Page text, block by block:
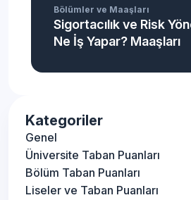
Bölümler ve Maaşları
Sigortacılık ve Risk
Ne İş Yapar? Maaşları
Kategoriler
Genel
Üniversite Taban Puanları
Bölüm Taban Puanları
Liseler ve Taban Puanları